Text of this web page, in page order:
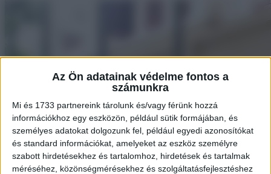
Az Ön adatainak védelme fontos a
számunkra
Mi és 1733 partnereink tárolunk és/vagy férünk hozzá
információkhoz egy eszközön, például sütik formájában, és
személyes adatokat dolgozunk fel, például egyedi azonosítókat
és standard információkat, amelyeket az eszköz személyre
szabott hirdetésekhez és tartalomhoz, hirdetések és tartalmak
méréséhez, közönségmérésekhez és szolgáltatásfejlesztéshez